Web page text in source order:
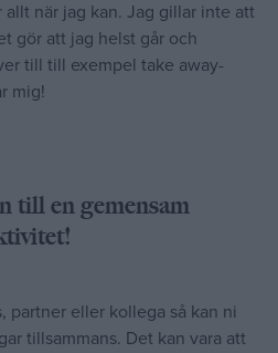
när jag kan. Jag gillar inte att
gör att jag helst går och
till till exempel take away-
mig!
till en gemensam
partner eller kollega så kan ni
tillsammans. Det kan vara att